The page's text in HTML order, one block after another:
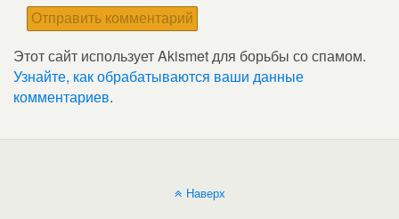
Этот сайт использует Akismet для борьбы со спамом.
Узнайте, как обрабатываются ваши данные
комментариев.
Наверх